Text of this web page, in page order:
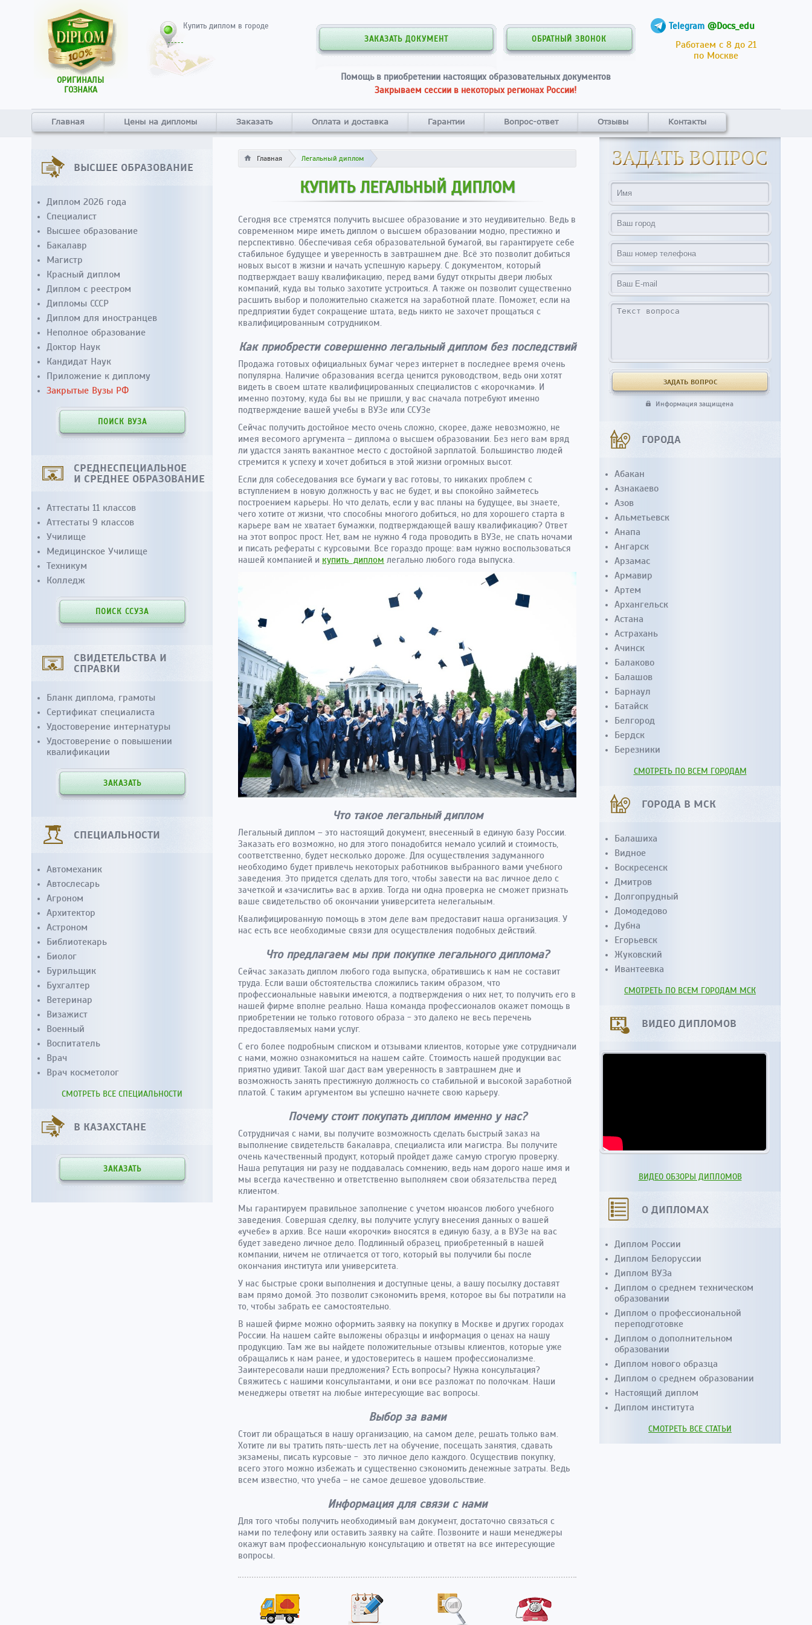
ОРИГИНАЛЫ
ГОЗНАКА
Купить диплом в городе Telegram @Docs_edu
Работаем с 8 до 21
по Москве
ЗАКАЗАТЬ ДОКУМЕНТ ОБРАТНЫЙ ЗВОНОК
Помощь в приобретении настоящих образовательных документов
Закрываем сессии в некоторых регионах России!
Главная Цены на дипломы Заказать Оплата и доставка Гарантии Вопрос-ответ Отзывы Контакты
Главная Легальный диплом
КУПИТЬ ЛЕГАЛЬНЫЙ ДИПЛОМ
Сегодня все стремятся получить высшее образование и это неудивительно. Ведь в
современном мире иметь диплом о высшем образовании модно, престижно и
перспективно. Обеспечивая себя образовательной бумагой, вы гарантируете себе
стабильное будущее и уверенность в завтрашнем дне. Всё это позволит добиться
новых высот в жизни и начать успешную карьеру. С документом, который
подтверждает вашу квалификацию, перед вами будут открыты двери любых
компаний, куда вы только захотите устроиться. А также он позволит существенно
расшить выбор и положительно скажется на заработной плате. Поможет, если на
предприятии будет сокращение штата, ведь никто не захочет прощаться с
квалифицированным сотрудником.
Как приобрести совершенно легальный диплом без последствий
Продажа готовых официальных бумаг через интернет в последнее время очень
популярна. Наличие образования всегда ценится руководством, ведь они хотят
видеть в своем штате квалифицированных специалистов с «корочками». И
именно поэтому, куда бы вы не пришли, у вас сначала потребуют именно
подтверждение вашей учебы в ВУЗе или ССУЗе
Сейчас получить достойное место очень сложно, скорее, даже невозможно, не
имея весомого аргумента – диплома о высшем образовании. Без него вам вряд
ли удастся занять вакантное место с достойной зарплатой. Большинство людей
стремится к успеху и хочет добиться в этой жизни огромных высот.
Если для собеседования все бумаги у вас готовы, то никаких проблем с
вступлением в новую должность у вас не будет, и вы спокойно займетесь
построением карьеры. Но что делать, если у вас планы на будущее, вы знаете,
чего хотите от жизни, что способны многого добиться, но для хорошего старта в
карьере вам не хватает бумажки, подтверждающей вашу квалификацию? Ответ
на этот вопрос прост. Нет, вам не нужно 4 года проводить в ВУЗе, не спать ночами
и писать рефераты с курсовыми. Все гораздо проще: вам нужно воспользоваться
нашей компанией и купить диплом легально любого года выпуска.
Что такое легальный диплом
Легальный диплом – это настоящий документ, внесенный в единую базу России.
Заказать его возможно, но для этого понадобится немало усилий и стоимость,
соответственно, будет несколько дороже. Для осуществления задуманного
необходимо будет привлечь некоторых работников выбранного вами учебного
заведения. Это придется сделать для того, чтобы завести на вас личное дело с
зачеткой и «зачислить» вас в архив. Тогда ни одна проверка не сможет признать
ваше свидетельство об окончании университета нелегальным.
Квалифицированную помощь в этом деле вам предоставит наша организация. У
нас есть все необходимые связи для осуществления подобных действий.
Что предлагаем мы при покупке легального диплома?
Сейчас заказать диплом любого года выпуска, обратившись к нам не составит
труда. Если ваши обстоятельства сложились таким образом, что
профессиональные навыки имеются, а подтверждения о них нет, то получить его в
нашей фирме вполне реально. Наша команда профессионалов окажет помощь в
приобретении не только готового образа - это далеко не весь перечень
предоставляемых нами услуг.
С его более подробным списком и отзывами клиентов, которые уже сотрудничали
с нами, можно ознакомиться на нашем сайте. Стоимость нашей продукции вас
приятно удивит. Такой шаг даст вам уверенность в завтрашнем дне и
возможность занять престижную должность со стабильной и высокой заработной
платой. С таким аргументом вы успешно начнете свою карьеру.
Почему стоит покупать диплом именно у нас?
Сотрудничая с нами, вы получите возможность сделать быстрый заказ на
выполнение свидетельств бакалавра, специалиста или магистра. Вы получите
очень качественный продукт, который пройдет даже самую строгую проверку.
Наша репутация ни разу не поддавалась сомнению, ведь нам дорого наше имя и
мы всегда качественно и ответственно выполняем свои обязательства перед
клиентом.
Мы гарантируем правильное заполнение с учетом нюансов любого учебного
заведения. Совершая сделку, вы получите услугу внесения данных о вашей
«учебе» в архив. Все наши «корочки» вносятся в единую базу, а в ВУЗе на вас
будет заведено личное дело. Подлинный образец, приобретенный в нашей
компании, ничем не отличается от того, который вы получили бы после
окончания института или университета.
У нас быстрые сроки выполнения и доступные цены, а вашу посылку доставят
вам прямо домой. Это позволит сэкономить время, которое вы бы потратили на
то, чтобы забрать ее самостоятельно.
В нашей фирме можно оформить заявку на покупку в Москве и других городах
России. На нашем сайте выложены образцы и информация о ценах на нашу
продукцию. Там же вы найдете положительные отзывы клиентов, которые уже
обращались к нам ранее, и удостоверитесь в нашем профессионализме.
Заинтересовали наши предложения? Есть вопросы? Нужна консультация?
Свяжитесь с нашими консультантами, и они все разложат по полочкам. Наши
менеджеры ответят на любые интересующие вас вопросы.
Выбор за вами
Стоит ли обращаться в нашу организацию, на самом деле, решать только вам.
Хотите ли вы тратить пять-шесть лет на обучение, посещать занятия, сдавать
экзамены, писать курсовые - это личное дело каждого. Осуществив покупку,
всего этого можно избежать и существенно сэкономить денежные затраты. Ведь
всем известно, что учеба – не самое дешевое удовольствие.
Информация для связи с нами
Для того чтобы получить необходимый вам документ, достаточно связаться с
нами по телефону или оставить заявку на сайте. Позвоните и наши менеджеры
окажут вам профессиональную консультацию и ответят на все интересующие
вопросы.
ВЫСШЕЕ ОБРАЗОВАНИЕ
Диплом 2026 года
Специалист
Высшее образование
Бакалавр
Магистр
Красный диплом
Диплом с реестром
Дипломы СССР
Диплом для иностранцев
Неполное образование
Доктор Наук
Кандидат Наук
Приложение к диплому
Закрытые Вузы РФ
ПОИСК ВУЗА
СРЕДНЕСПЕЦИАЛЬНОЕ
И СРЕДНЕЕ ОБРАЗОВАНИЕ
Аттестаты 11 классов
Аттестаты 9 классов
Училище
Медицинское Училище
Техникум
Колледж
ПОИСК ССУЗА
СВИДЕТЕЛЬСТВА И
СПРАВКИ
Бланк диплома, грамоты
Сертификат специалиста
Удостоверение интернатуры
Удостоверение о повышении
квалификации
ЗАКАЗАТЬ
СПЕЦИАЛЬНОСТИ
Автомеханик
Автослесарь
Агроном
Архитектор
Астроном
Библиотекарь
Биолог
Бурильщик
Бухгалтер
Ветеринар
Визажист
Военный
Воспитатель
Врач
Врач косметолог
СМОТРЕТЬ ВСЕ СПЕЦИАЛЬНОСТИ
В КАЗАХСТАНЕ
ЗАКАЗАТЬ
Информация защищена
ГОРОДА
Абакан
Азнакаево
Азов
Альметьевск
Анапа
Ангарск
Арзамас
Армавир
Артем
Архангельск
Астана
Астрахань
Ачинск
Балаково
Балашов
Барнаул
Батайск
Белгород
Бердск
Березники
СМОТРЕТЬ ПО ВСЕМ ГОРОДАМ
ГОРОДА В МСК
Балашиха
Видное
Воскресенск
Дмитров
Долгопрудный
Домодедово
Дубна
Егорьевск
Жуковский
Ивантеевка
СМОТРЕТЬ ПО ВСЕМ ГОРОДАМ МСК
ВИДЕО ДИПЛОМОВ
ВИДЕО ОБЗОРЫ ДИПЛОМОВ
О ДИПЛОМАХ
Диплом России
Диплом Белоруссии
Диплом ВУЗа
Диплом о среднем техническом
образовании
Диплом о профессиональной
переподготовке
Диплом о дополнительном
образовании
Диплом нового образца
Диплом о среднем образовании
Настоящий диплом
Диплом института
СМОТРЕТЬ ВСЕ СТАТЬИ